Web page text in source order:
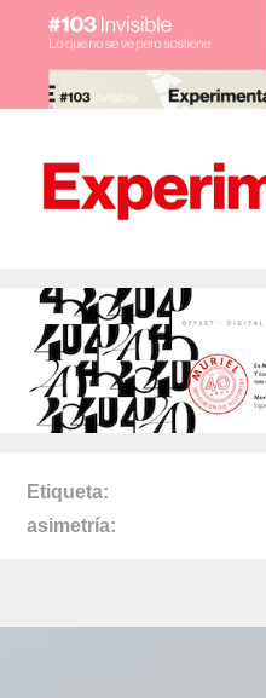
Etiqueta
asimetría